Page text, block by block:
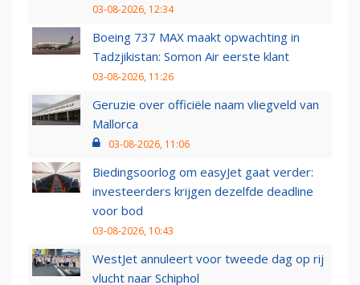
03-08-2026, 12:34
Boeing 737 MAX maakt opwachting in
Tadzjikistan: Somon Air eerste klant
03-08-2026, 11:26
Geruzie over officiële naam vliegveld van
Mallorca
03-08-2026, 11:06
Biedingsoorlog om easyJet gaat verder:
investeerders krijgen dezelfde deadline
voor bod
03-08-2026, 10:43
WestJet annuleert voor tweede dag op rij
vlucht naar Schiphol